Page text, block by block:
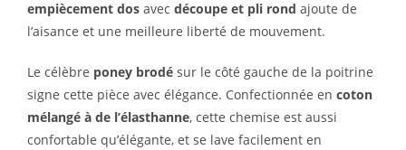
empiècement dos avec découpe et pli rond ajoute de
l’aisance et une meilleure liberté de mouvement.
Le célèbre poney brodé sur le côté gauche de la poitrine
signe cette pièce avec élégance. Confectionnée en coton
mélangé à de l’élasthanne, cette chemise est aussi
confortable qu’élégante, et se lave facilement en